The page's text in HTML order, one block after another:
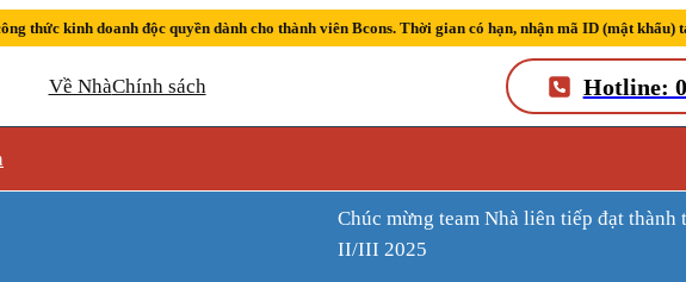
thức kinh doanh độc quyền dành cho thành viên Bcons. Thời gian có hạn, nhận mã ID (mật khẩu)
Về NhàChính sách Hotline:
Chúc mừng team Nhà liên tiếp đạt thành tích Sàn kinh doanh xuất sắc quý
II/III 2025